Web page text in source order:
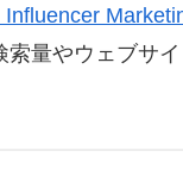
量やウェブサ